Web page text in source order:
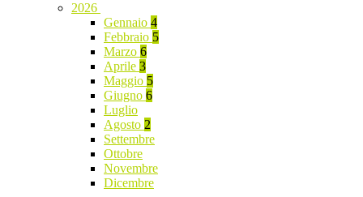
2026
Gennaio 4
Febbraio 5
Marzo 6
Aprile 3
Maggio 5
Giugno 6
Luglio
Agosto 2
Settembre
Ottobre
Novembre
Dicembre